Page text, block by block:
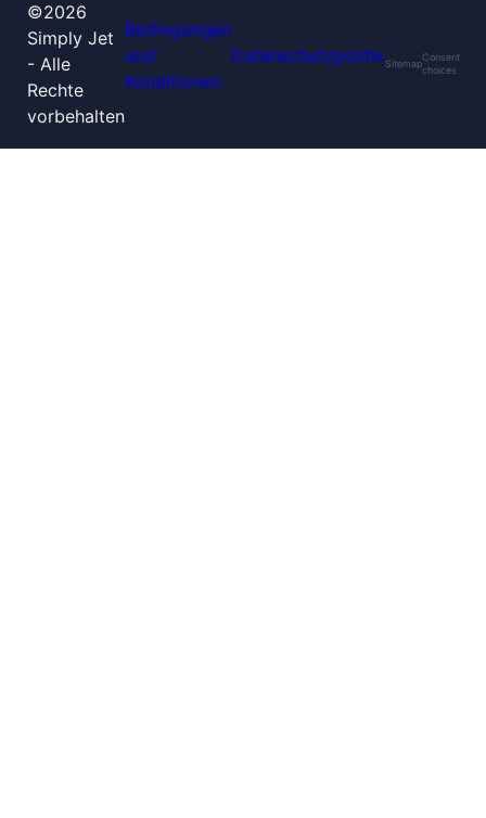
©2026
Simply Jet
- Alle
Rechte
vorbehalten
Bedingungen
und
Konditionen
DatenschutzpolitikSitemap
Consent
choices